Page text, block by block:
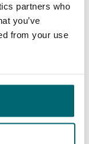
partners who
you’ve
from your use